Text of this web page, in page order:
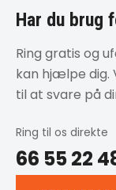
Har du brug
Ring gratis og
kan hjælpe dig.
til at svare på
Ring til os direkte
66 55 22